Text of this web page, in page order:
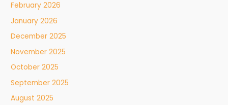
February 2026
January 2026
December 2025
November 2025
October 2025
September 2025
August 2025